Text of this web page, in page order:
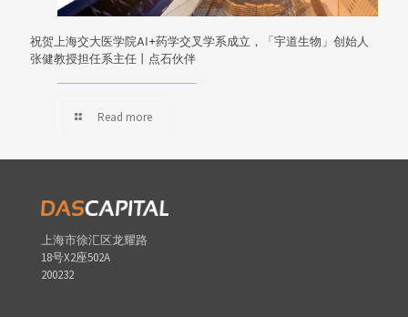
祝贺上海交大医学院AI+药学交叉学系成立，「宇道生物」创始人
张健教授担任系主任丨点石伙伴
Read more
上海市徐汇区龙耀路
18号X2座502A
200232